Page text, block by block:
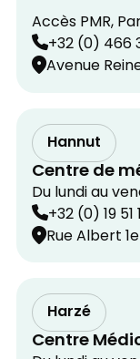
Accès PMR,
+32 (0) 466
Avenue
Hannut
Centre de
Du lundi au
+32 (0) 19 51
Rue Albert
Harzé
Centre